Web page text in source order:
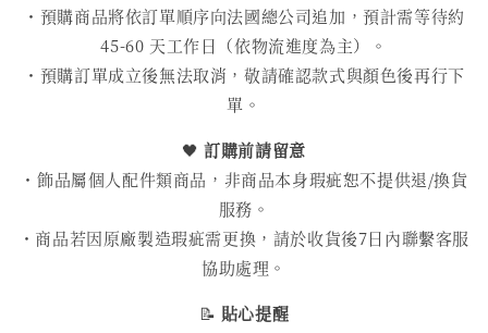
・預購商品將依訂單順序向法國總公司追加，預計需等待約
45-60 天工作日（依物流進度為主）。
・預購訂單成立後無法取消，敬請確認款式與顏色後再行下
單。
🖤訂購前請留意
・飾品屬個人配件類商品，非商品本身瑕疵恕不提供退/換貨
服務。
・商品若因原廠製造瑕疵需更換，請於收貨後7日內聯繫客服
協助處理。
📝 貼心提醒